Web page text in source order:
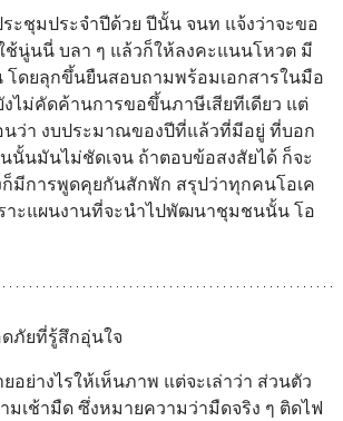
ะชุมประจำปีด้วย ปีนั้น จนท แจ้งว่าจะขอ
ช้นู่นนี่ บลา ๆ แล้วก็ให้ลงคะแนนโหวต มี
ดยลุกขึ้นยืนสอบถามพร้อมเอกสารในมือ
งไม่คัดค้านการขอขึ้นภาษีเสียทีเดียว แต่
ว่า งบประมาณของปีที่แล้วที่มีอยู่ ที่บอก
นั้นมันไม่ชัดเจน ถ้าตอบข้อสงสัยได้ ก็จะ
มีการพูดคุยกันสักพัก สรุปว่าทุกคนโอเค
าะแผนงานที่จะนำไปพัฒนาชุมชนนั้น โอ
ยที่รู้สึกอุ่นใจ
อย่างไรให้เห็นภาพ แต่จะเล่าว่า ส่วนตัว
มเช้ามืด ซึ่งหมายความว่ามืดจริง ๆ ติดไฟ